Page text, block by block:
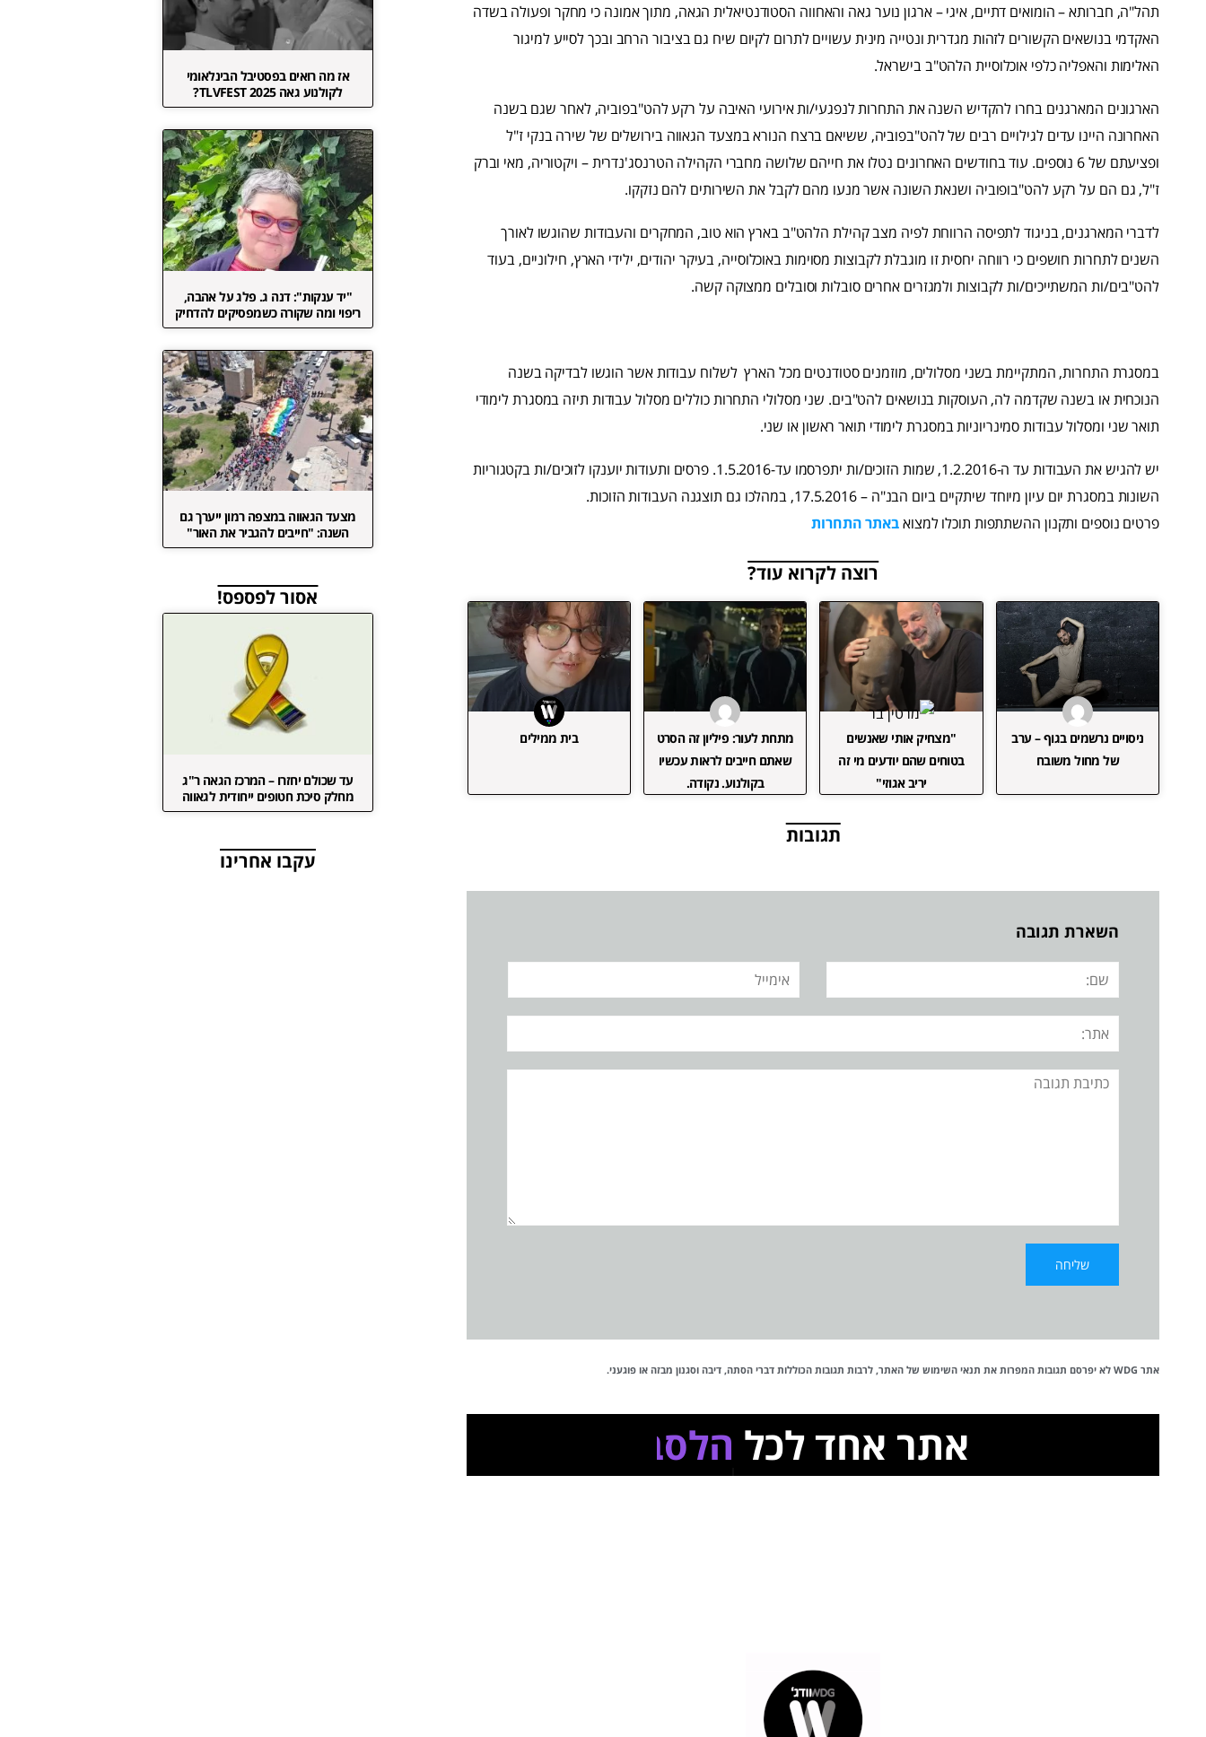
תהל"ה, חברותא – הומואים דתיים, איגי – ארגון נוער גאה והאחווה הסטודנטיאלית הגאה, מתוך אמונה כי מחקר ופעולה בשדה
האקדמי בנושאים הקשורים לזהות מגדרית ונטייה מינית עשויים לתרום לקיום שיח גם בציבור הרחב ובכך לסייע למיגור
האלימות והאפליה כלפי אוכלוסיית הלהט"ב בישראל.
הארגונים המארגנים בחרו להקדיש השנה את התחרות לנפגעי/ות אירועי האיבה על רקע להט"בפוביה, לאחר שגם בשנה
האחרונה היינו עדים לגילויים רבים של להט"בפוביה, ששיאם ברצח הנורא במצעד הגאווה בירושלים של שירה בנקי ז"ל
ופציעתם של 6 נוספים. עוד בחודשים האחרונים נטלו את חייהם שלושה מחברי הקהילה הטרנסג'נדרית – ויקטוריה, מאי וברק
ז"ל, גם הם על רקע להט"בופוביה ושנאת השונה אשר מנעו מהם לקבל את השירותים להם נזקקו.
לדברי המארגנים, בניגוד לתפיסה הרווחת לפיה מצב קהילת הלהט"ב בארץ הוא טוב, המחקרים והעבודות שהוגשו לאורך
השנים לתחרות חושפים כי רווחה יחסית זו מוגבלת לקבוצות מסוימות באוכלוסייה, בעיקר יהודים, ילידי הארץ, חילוניים, בעוד
להט"בים/ות המשתייכים/ות לקבוצות ולמגזרים אחרים סובלות וסובלים ממצוקה קשה.
במסגרת התחרות, המתקיימת בשני מסלולים, מוזמנים סטודנטים מכל הארץ לשלוח עבודות אשר הוגשו לבדיקה בשנה
הנוכחית או בשנה שקדמה לה, העוסקות בנושאים להט"בים. שני מסלולי התחרות כוללים מסלול עבודות תיזה במסגרת לימודי
תואר שני ומסלול עבודות סמינריוניות במסגרת לימודי תואר ראשון או שני.
יש להגיש את העבודות עד ה-1.2.2016, שמות הזוכים/ות יתפרסמו עד-1.5.2016. פרסים ותעודות יוענקו לזוכים/ות בקטגוריות
השונות במסגרת יום עיון מיוחד שיתקיים ביום הבנ"ה – 17.5.2016, במהלכו גם תוצגנה העבודות הזוכות.
פרטים נוספים ותקנון ההשתתפות תוכלו למצואבאתר התחרות
רוצה לקרוא עוד?
ניסויים נרשמים בגוף – ערב
של מחול משובח
"מצחיק אותי שאנשים
בטוחים שהם יודעים מי זה
יריב אגוזי"
מתחת לעור: פיליון זה הסרט
שאתם חייבים לראות עכשיו
בקולנוע. נקודה.
בית ממילים
תגובות
השארת תגובה
שם: אימייל
אתר:
תגובה
אתר WDG לא יפרסם תגובות המפרות את תנאי השימוש של האתר, לרבות תגובות הכוללות דברי הסתה, דיבה וסגנון מבזה או פוגעני.
אתר אחד לכלהלסביות
אז מה רואים בפסטיבל הבינלאומי
לקולנוע גאה TLVFEST 2025?
"יד ענקות": דנה ג. פלג על אהבה,
ריפוי ומה שקורה כשמפסיקים להדחיק
מצעד הגאווה במצפה רמון ייערך גם
השנה: "חייבים להגביר את האור"
אסור לפספס!
עד שכולם יחזרו – המרכז הגאה ר"ג
מחלק סיכת חטופים ייחודית לגאווה
עקבו אחרינו